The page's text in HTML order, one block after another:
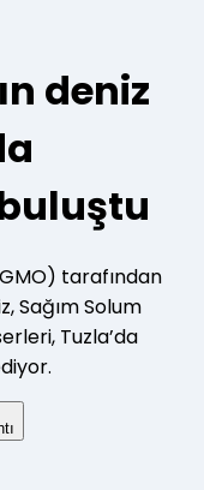
deniz
tarafından
Sağım Solum
Tuzla’da